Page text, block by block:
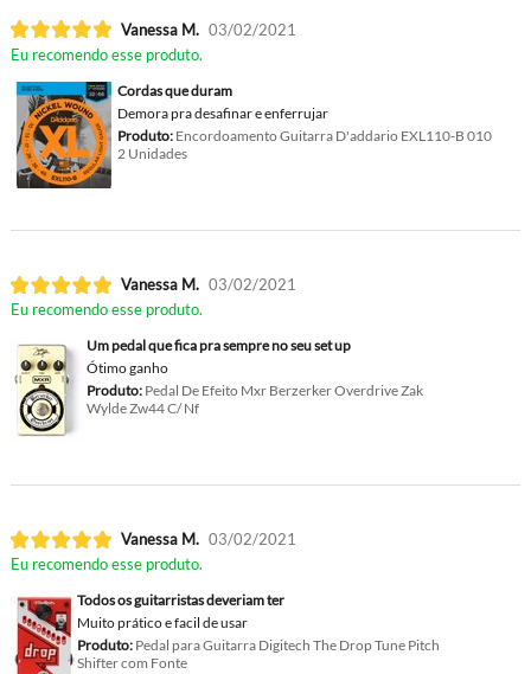
Vanessa M. 03/02/2021
Eu recomendo esse produto.
Cordas que duram
Demora pra desafinar e enferrujar
Produto:Encordoamento Guitarra D'addario EXL110-B 010
2 Unidades
Vanessa M. 03/02/2021
Eu recomendo esse produto.
Um pedal que fica pra sempre no seu set up
Ótimo ganho
Produto:Pedal De Efeito Mxr Berzerker Overdrive Zak
Wylde Zw44 C/ Nf
Vanessa M. 03/02/2021
Eu recomendo esse produto.
Todos os guitarristas deveriam ter
Muito prático e facil de usar
Produto:Pedal para Guitarra Digitech The Drop Tune Pitch
Shifter com Fonte